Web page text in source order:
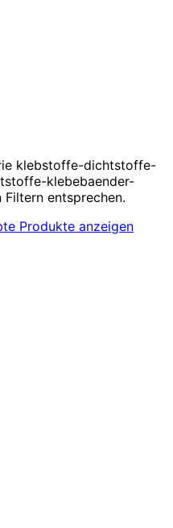
klebstoffe-dichtstoffe-
klebebaender-
entsprechen.
Produkte anzeigen